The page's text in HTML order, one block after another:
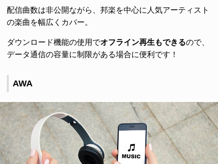
配信曲数は非公開ながら、邦楽を中心に人気アーティスト
の楽曲を幅広くカバー。
ダウンロード機能の使用でオフライン再生もできるので、
データ通信の容量に制限がある場合に便利です！
AWA